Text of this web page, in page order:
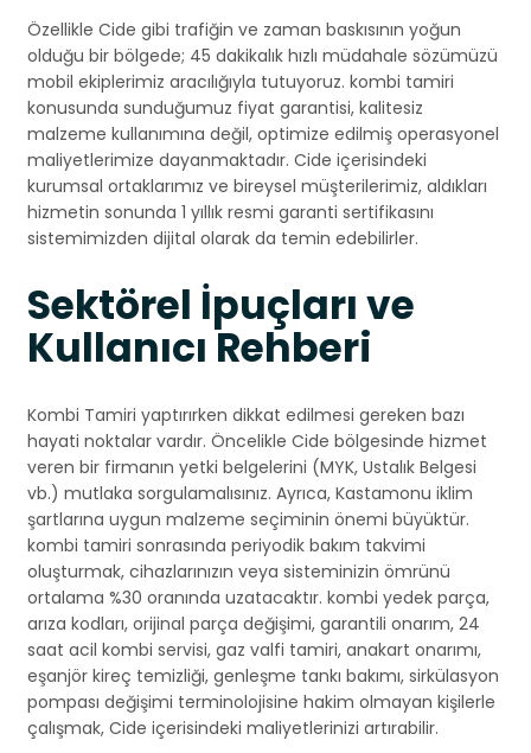
Özellikle Cide gibi trafiğin ve zaman baskısının yoğun
olduğu bir bölgede; 45 dakikalık hızlı müdahale sözümüzü
mobil ekiplerimiz aracılığıyla tutuyoruz. kombi tamiri
konusunda sunduğumuz fiyat garantisi, kalitesiz
malzeme kullanımına değil, optimize edilmiş operasyonel
maliyetlerimize dayanmaktadır. Cide içerisindeki
kurumsal ortaklarımız ve bireysel müşterilerimiz, aldıkları
hizmetin sonunda 1 yıllık resmi garanti sertifikasını
sistemimizden dijital olarak da temin edebilirler.
Sektörel İpuçları ve
Kullanıcı Rehberi
Kombi Tamiri yaptırırken dikkat edilmesi gereken bazı
hayati noktalar vardır. Öncelikle Cide bölgesinde hizmet
veren bir firmanın yetki belgelerini (MYK, Ustalık Belgesi
vb.) mutlaka sorgulamalısınız. Ayrıca, Kastamonu iklim
şartlarına uygun malzeme seçiminin önemi büyüktür.
kombi tamiri sonrasında periyodik bakım takvimi
oluşturmak, cihazlarınızın veya sisteminizin ömrünü
ortalama %30 oranında uzatacaktır. kombi yedek parça,
arıza kodları, orijinal parça değişimi, garantili onarım, 24
saat acil kombi servisi, gaz valfi tamiri, anakart onarımı,
eşanjör kireç temizliği, genleşme tankı bakımı, sirkülasyon
pompası değişimi terminolojisine hakim olmayan kişilerle
çalışmak, Cide içerisindeki maliyetlerinizi artırabilir.